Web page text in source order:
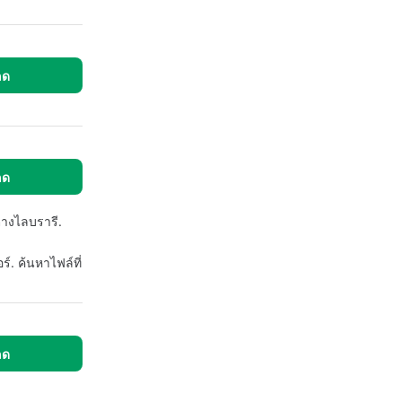
งไลบรารี.
ร์. ค้นหาไฟล์ที่